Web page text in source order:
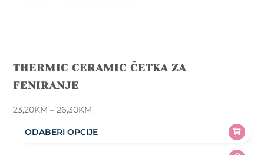
THERMIC CERAMIC ČETKA ZA
FENIRANJE
23,20KM – 26,30KM
ODABERI OPCIJE